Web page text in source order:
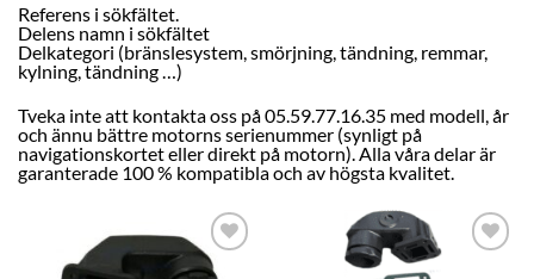
Referens i sökfältet.
Delens namn i sökfältet
Delkategori (bränslesystem, smörjning, tändning, remmar,
kylning, tändning …)
Tveka inte att kontakta oss på 05.59.77.16.35 med modell, år
och ännu bättre motorns serienummer (synligt på
navigationskortet eller direkt på motorn). Alla våra delar är
garanterade 100 % kompatibla och av högsta kvalitet.
AJOUTER
AJOUTER